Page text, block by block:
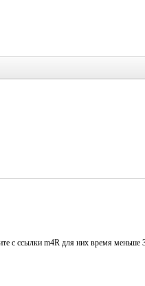
с ссылки m4R для них время меньше